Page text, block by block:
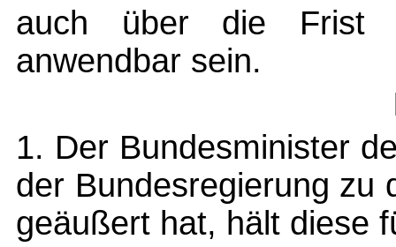
auch über die Frist
anwendbar sein.
1. Der Bundesminister
der Bundesregierung zu
geäußert hat, hält diese